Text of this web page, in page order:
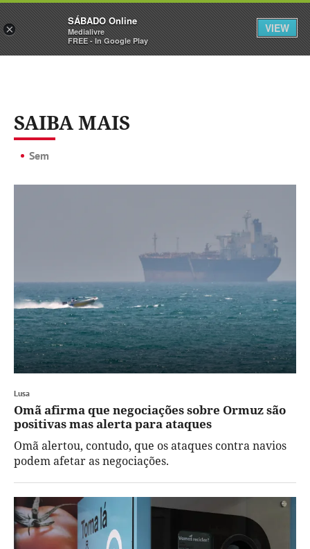
Sábado Assine Iniciar Sessão
SAIBA MAIS
Sem
Lusa
Omã afirma que negociações sobre Ormuz são
positivas mas alerta para ataques
Omã alertou, contudo, que os ataques contra navios
podem afetar as negociações.
×
SÁBADO Online
Medialivre
FREE - In Google Play
VIEW